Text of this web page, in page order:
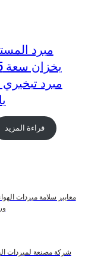
مبرد
مبرد تبخيري
قراءة المزيد
سلامة مبردات الهواء